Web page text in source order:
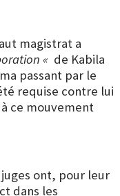
magistrat a
« de Kabila
passant par le
requise contre lui
ce mouvement
ont, pour leur
dans les